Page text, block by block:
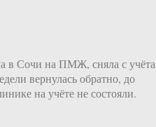
в Сочи на ПМЖ, сняла с учёта
вернулась обратно, до
на учёте не состояли.